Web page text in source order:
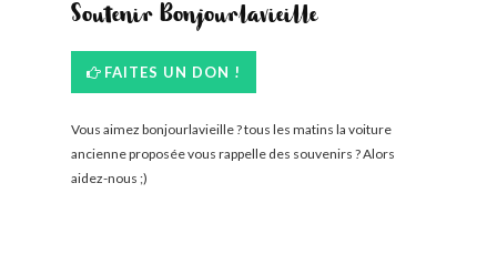
Soutenir Bonjourlavieille
FAITES UN DON !
Vous aimez bonjourlavieille ? tous les matins la voiture
ancienne proposée vous rappelle des souvenirs ? Alors
aidez-nous ;)